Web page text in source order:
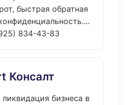
быстрая обратная
834-43-83
Консалт
бизнеса в